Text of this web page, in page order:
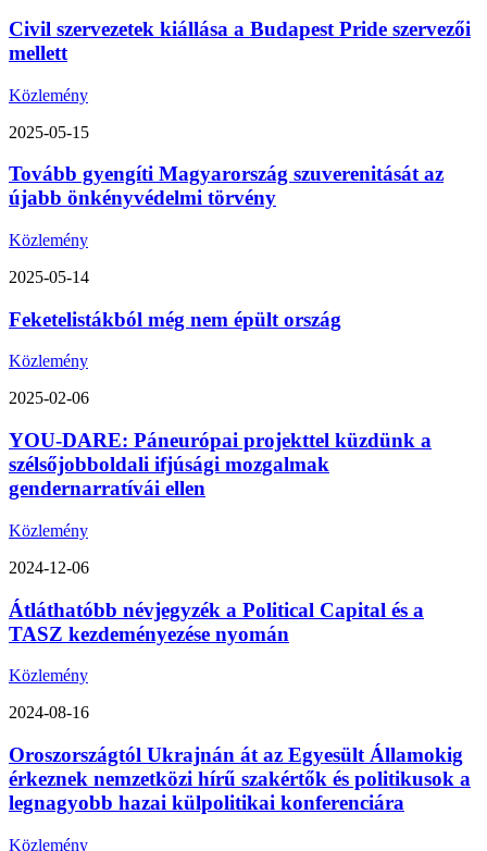
Civil szervezetek kiállása a Budapest Pride szervezői
mellett
Közlemény
2025-05-15
Tovább gyengíti Magyarország szuverenitását az
újabb önkényvédelmi törvény
Közlemény
2025-05-14
Feketelistákból még nem épült ország
Közlemény
2025-02-06
YOU-DARE: Páneurópai projekttel küzdünk a
szélsőjobboldali ifjúsági mozgalmak
gendernarratívái ellen
Közlemény
2024-12-06
Átláthatóbb névjegyzék a Political Capital és a
TASZ kezdeményezése nyomán
Közlemény
2024-08-16
Oroszországtól Ukrajnán át az Egyesült Államokig
érkeznek nemzetközi hírű szakértők és politikusok a
legnagyobb hazai külpolitikai konferenciára
Közlemény